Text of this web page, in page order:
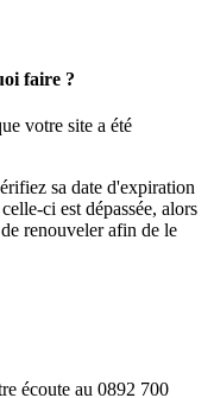
faire ?
votre site a été
sa date d'expiration
ci est dépassée, alors
renouveler afin de le
écoute au 0892 700